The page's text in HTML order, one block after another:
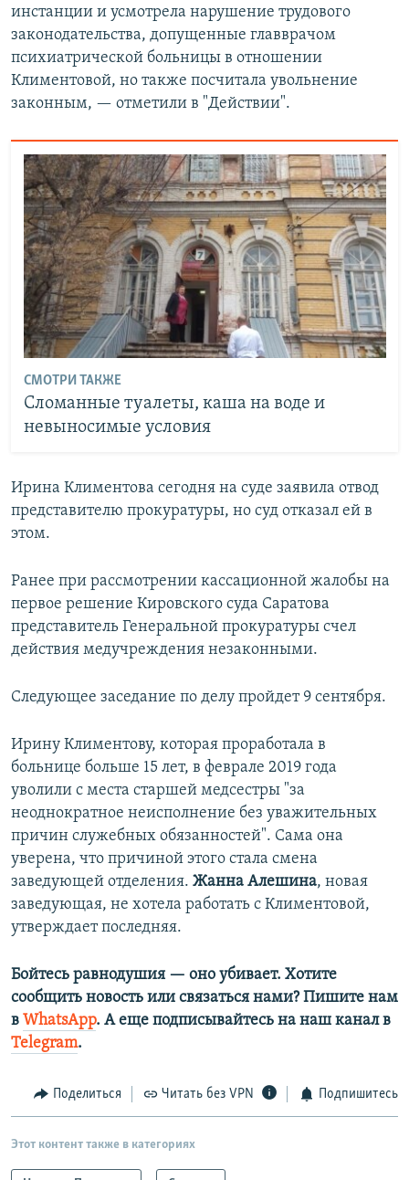
инстанции и усмотрела нарушение трудового
законодательства, допущенные главврачом
психиатрической больницы в отношении
Климентовой, но также посчитала увольнение
законным, — отметили в "Действии".
СМОТРИ ТАКЖЕ
Сломанные туалеты, каша на воде и
невыносимые условия
Ирина Климентова сегодня на суде заявила отвод
представителю прокуратуры, но суд отказал ей в
этом.
Ранее при рассмотрении кассационной жалобы на
первое решение Кировского суда Саратова
представитель Генеральной прокуратуры счел
действия медучреждения незаконными.
Следующее заседание по делу пройдет 9 сентября.
Ирину Климентову, которая проработала в
больнице больше 15 лет, в феврале 2019 года
уволили с места старшей медсестры "за
неоднократное неисполнение без уважительных
причин служебных обязанностей". Сама она
уверена, что причиной этого стала смена
заведующей отделения. Жанна Алешина, новая
заведующая, не хотела работать с Климентовой,
утверждает последняя.
Бойтесь равнодушия — оно убивает. Хотите
сообщить новость или связаться нами? Пишите нам
в WhatsApp. А еще подписывайтесь на наш канал в
Telegram.
Поделиться Читать без VPN Подпишитесь
Этот контент также в категориях